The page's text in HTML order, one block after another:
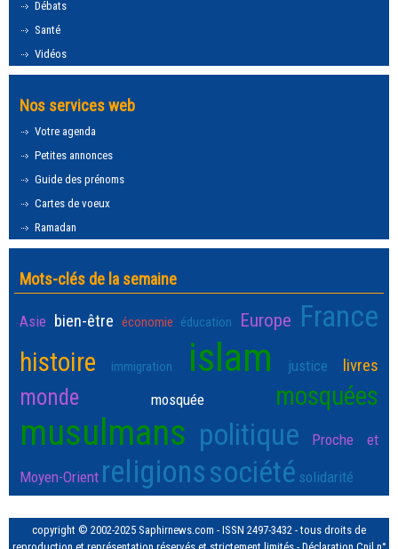
Débats
Santé
Vidéos
Nos services web
Votre agenda
Petites annonces
Guide des prénoms
Cartes de voeux
Ramadan
Mots-clés de la semaine
Asie bien-être économie éducation Europe France
histoire immigration islam justice livres
monde mosquée mosquées
musulmans politique Proche et
Moyen-Orient religionssociété solidarité
copyright © 2002-2025 Saphirnews.com - ISSN 2497-3432 - tous droits de